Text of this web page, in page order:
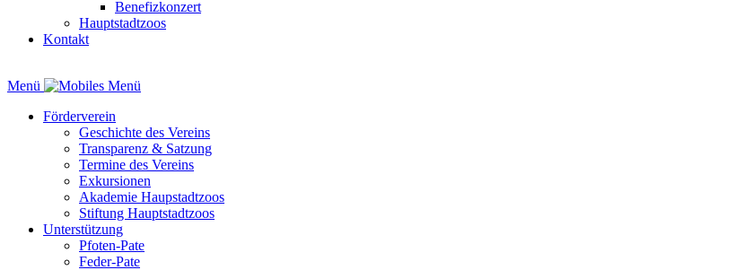
Benefizkonzert
Hauptstadtzoos
Kontakt
Menü
Förderverein
Geschichte des Vereins
Transparenz & Satzung
Termine des Vereins
Exkursionen
Akademie Haupstadtzoos
Stiftung Hauptstadtzoos
Unterstützung
Pfoten-Pate
Feder-Pate